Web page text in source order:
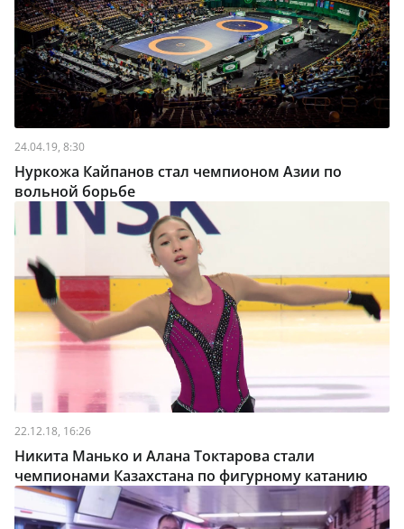
24.04.19, 8:30
Нуркожа Кайпанов стал чемпионом Азии по
вольной борьбе
22.12.18, 16:26
Никита Манько и Алана Токтарова стали
чемпионами Казахстана по фигурному катанию